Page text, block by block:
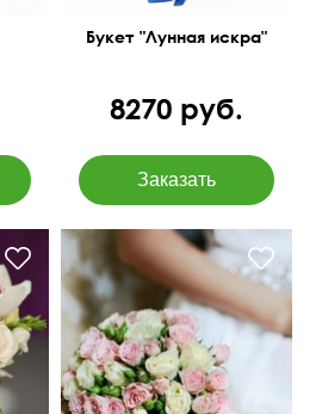
Букет "Лунная искра"
8270 руб.